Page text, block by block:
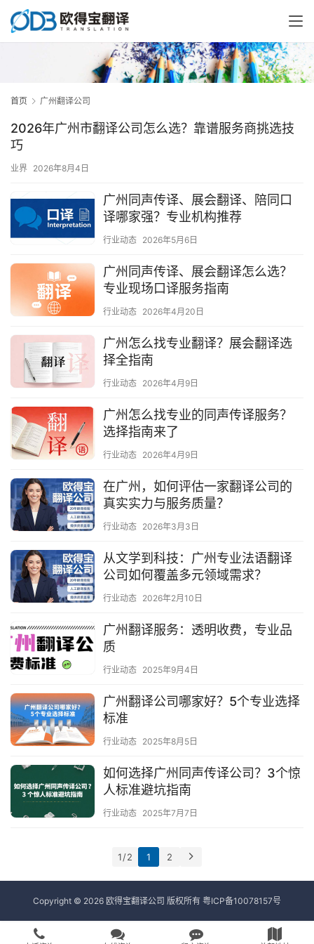
首页 广州翻译公司
2026年广州市翻译公司怎么选？靠谱服务商挑选技
巧
业界 2026年8月4日
广州同声传译、展会翻译、陪同口
译哪家强？专业机构推荐
行业动态 2026年5月6日
广州同声传译、展会翻译怎么选？
专业现场口译服务指南
行业动态 2026年4月20日
广州怎么找专业翻译？展会翻译选
择全指南
行业动态 2026年4月9日
广州怎么找专业的同声传译服务？
选择指南来了
行业动态 2026年4月9日
在广州，如何评估一家翻译公司的
真实实力与服务质量？
行业动态 2026年3月3日
从文学到科技：广州专业法语翻译
公司如何覆盖多元领域需求？
行业动态 2026年2月10日
广州翻译服务：透明收费，专业品
质
行业动态 2025年9月4日
广州翻译公司哪家好？5个专业选择
标准
行业动态 2025年8月5日
如何选择广州同声传译公司？3个惊
人标准避坑指南
行业动态 2025年7月7日
1 / 2 1 2
Copyright © 2026 欧得宝翻译公司 版权所有 粤ICP备10078157号